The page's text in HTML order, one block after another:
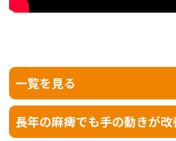
一覧を見る
長年の麻痺でも手の動きが改